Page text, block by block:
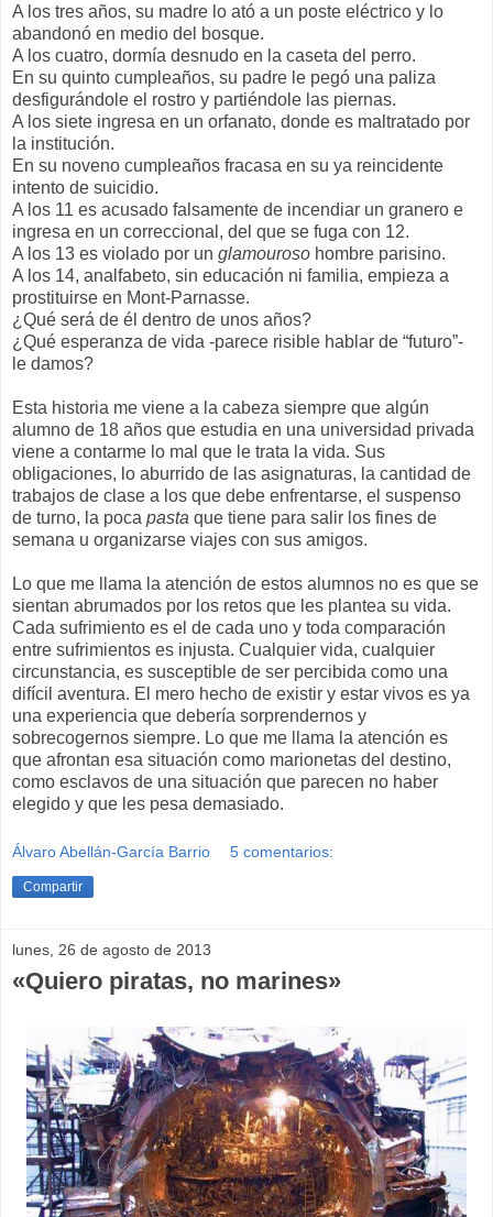
A los tres años, su madre lo ató a un poste eléctrico y lo
abandonó en medio del bosque.
A los cuatro, dormía desnudo en la caseta del perro.
En su quinto cumpleaños, su padre le pegó una paliza
desfigurándole el rostro y partiéndole las piernas.
A los siete ingresa en un orfanato, donde es maltratado por
la institución.
En su noveno cumpleaños fracasa en su ya reincidente
intento de suicidio.
A los 11 es acusado falsamente de incendiar un granero e
ingresa en un correccional, del que se fuga con 12.
A los 13 es violado por un glamouroso hombre parisino.
A los 14, analfabeto, sin educación ni familia, empieza a
prostituirse en Mont-Parnasse.
¿Qué será de él dentro de unos años?
¿Qué esperanza de vida -parece risible hablar de “futuro”-
le damos?
Esta historia me viene a la cabeza siempre que algún
alumno de 18 años que estudia en una universidad privada
viene a contarme lo mal que le trata la vida. Sus
obligaciones, lo aburrido de las asignaturas, la cantidad de
trabajos de clase a los que debe enfrentarse, el suspenso
de turno, la poca pasta que tiene para salir los fines de
semana u organizarse viajes con sus amigos.
Lo que me llama la atención de estos alumnos no es que se
sientan abrumados por los retos que les plantea su vida.
Cada sufrimiento es el de cada uno y toda comparación
entre sufrimientos es injusta. Cualquier vida, cualquier
circunstancia, es susceptible de ser percibida como una
difícil aventura. El mero hecho de existir y estar vivos es ya
una experiencia que debería sorprendernos y
sobrecogernos siempre. Lo que me llama la atención es
que afrontan esa situación como marionetas del destino,
como esclavos de una situación que parecen no haber
elegido y que les pesa demasiado.
Álvaro Abellán-García Barrio 5 comentarios:
Compartir
lunes, 26 de agosto de 2013
«Quiero piratas, no marines»